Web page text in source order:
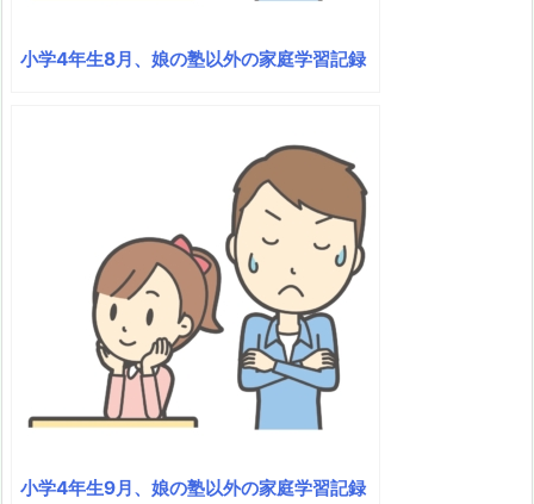
小学4年生8月、娘の塾以外の家庭学習記録
小学4年生9月、娘の塾以外の家庭学習記録